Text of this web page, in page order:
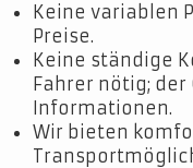
Keine variablen
Preise.
Keine ständige
Fahrer nötig;
Informationen.
Wir bieten